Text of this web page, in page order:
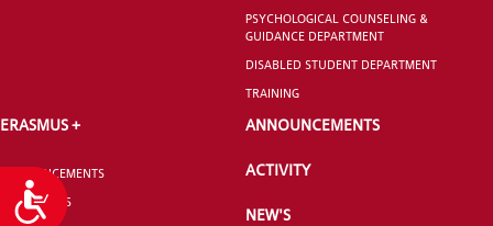
Accessibility
PSYCHOLOGICAL COUNSELING &
GUIDANCE DEPARTMENT
DISABLED STUDENT DEPARTMENT
TRAINING
ERASMUS +
ANNOUNCEMENTS
CONTACT US
ANNOUNCEMENTS
ACTIVITY
NEW'S